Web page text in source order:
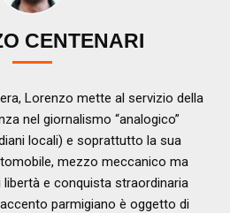
CENTENARI
Lorenzo mette al servizio della
nel giornalismo “analogico”
locali) e soprattutto la sua
mezzo meccanico ma
e conquista straordinaria
parmigiano è oggetto di